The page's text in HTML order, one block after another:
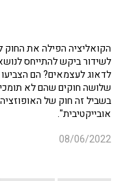
הקואליציה הפילה את
לשידור ביקש להתייחס
לדאוג לעצמאים? הם
שלושה חוקים שהם לא
בשביל זה חוק של
אובייקטיבית".
08/06/2022